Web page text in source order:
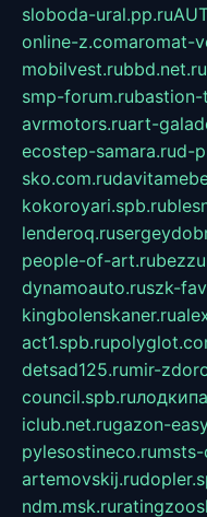
sloboda-ural.pp.ru
online-z.comaromat-
mobilvest.rubbd.net.ru
smp-forum.rubastion-
avrmotors.ruart-
ecostep-samara.rud-
sko.com.ru
kokoroyari.spb.ru
lenderoq.ru
people-of-art.ru
dynamoauto.ruszk-
kingbolenskaner.ru
act1.spb.ru
detsad125.rumir-
council.spb.ru
iclub.net.rugazon-
pylesostineco.ru
artemovskij.ru
ndm.msk.ru